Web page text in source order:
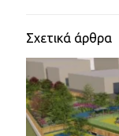
Σχετικά άρθρα